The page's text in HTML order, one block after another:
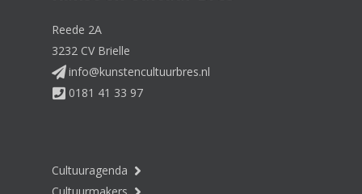
Reede 2A
3232 CV Brielle
info@kunstencultuurbres.nl
0181 41 33 97
Cultuuragenda